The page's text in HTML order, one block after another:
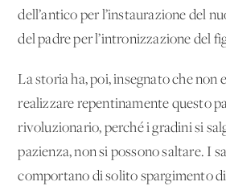
dell’antico per l’instaurazione del
del padre per l’intronizzazione del
La storia ha, poi, insegnato che non
realizzare repentinamente questo
rivoluzionario, perché i gradini si
pazienza, non si possono saltare. I
comportano di solito spargimento di